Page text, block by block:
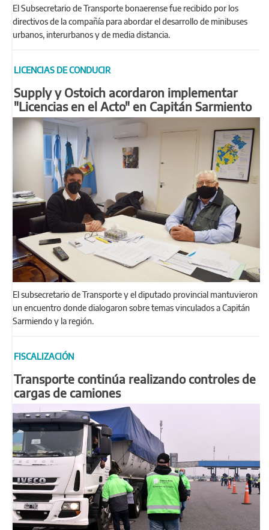
El Subsecretario de Transporte bonaerense fue recibido por los
directivos de la compañía para abordar el desarrollo de minibuses
urbanos, interurbanos y de media distancia.
LICENCIAS DE CONDUCIR
Supply y Ostoich acordaron implementar
"Licencias en el Acto" en Capitán Sarmiento
El subsecretario de Transporte y el diputado provincial mantuvieron
un encuentro donde dialogaron sobre temas vinculados a Capitán
Sarmiendo y la región.
FISCALIZACIÓN
Transporte continúa realizando controles de
cargas de camiones